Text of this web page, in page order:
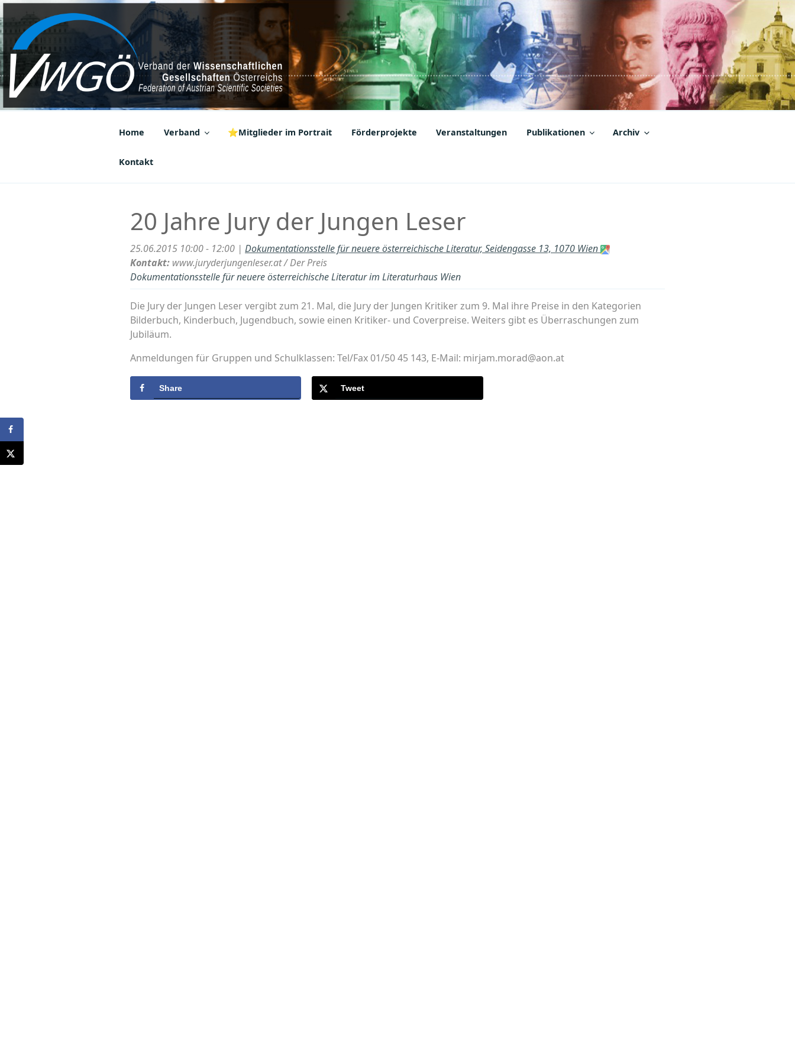
Zum
Inhalt
springen
VWGÖ
Federation of Austrian Scientific Societies
Home Verband ⭐Mitglieder im Portrait Förderprojekte Veranstaltungen Publikationen Archiv
Kontakt
20 Jahre Jury der Jungen Leser
25.06.2015 10:00 - 12:00 | Dokumentationsstelle für neuere österreichische Literatur, Seidengasse 13, 1070 Wien
Kontakt: www.juryderjungenleser.at / Der Preis
Dokumentationsstelle für neuere österreichische Literatur im Literaturhaus Wien
Die Jury der Jungen Leser vergibt zum 21. Mal, die Jury der Jungen Kritiker zum 9. Mal ihre Preise in den Kategorien
Bilderbuch, Kinderbuch, Jugendbuch, sowie einen Kritiker- und Coverpreise. Weiters gibt es Überraschungen zum
Jubiläum.
Anmeldungen für Gruppen und Schulklassen: Tel/Fax 01/50 45 143, E-Mail: mirjam.morad@aon.at
Share Tweet